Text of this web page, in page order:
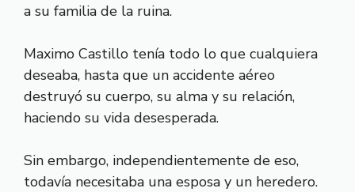
a su familia de la ruina.
Maximo Castillo tenía todo lo que cualquiera
deseaba, hasta que un accidente aéreo
destruyó su cuerpo, su alma y su relación,
haciendo su vida desesperada.
Sin embargo, independientemente de eso,
todavía necesitaba una esposa y un heredero.